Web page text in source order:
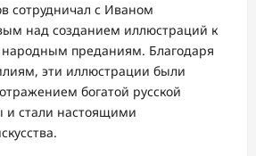
сотрудничал с Иваном
над созданием иллюстраций к
народным преданиям. Благодаря
эти иллюстрации были
богатой русской
и стали настоящими